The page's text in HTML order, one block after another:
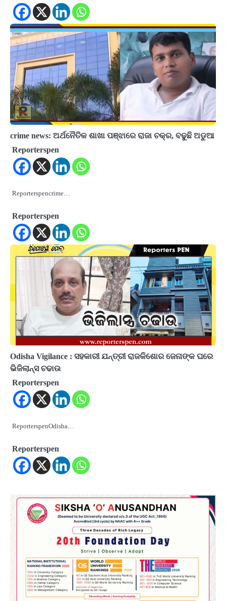
crime news: ଅର୍ଥନୈତିକ ଶାଖା ପଞ୍ଝାରେ ରାଜା ଚକ୍ର, ବଢୁଛି ଅଡୁଆ
Reporterspen
Reporterspencrime…
Reporterspen
Odisha Vigilance : ସହକାରୀ ଯନ୍ତ୍ରୀ ରାଜକିଶୋର ଜେନାଙ୍କ ଘରେ
ଭିଜିଲାନ୍ସ ଚଢାଉ
Reporterspen
ReporterspenOdisha…
Reporterspen
ତିନି ଦିନିଆ ଓଡିଶାଗସ୍ତ ସାରି ଦିଲ୍ଲୀ
ଫେରିଗଲେ ରାଷ୍ଟ୍ରପତି
Reporters Pen